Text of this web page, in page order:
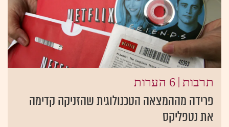
תרבות | 6 הערות
פרידה מההמצאה הטכנולוגית שהזניקה קדימה
את נטפליקס